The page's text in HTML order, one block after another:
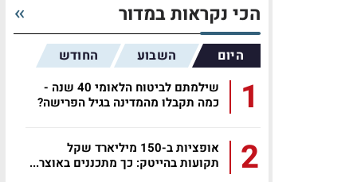
הכי נקראות במדור
היום השבוע החודש
1
שילמתם לביטוח הלאומי 40 שנה -
כמה תקבלו מהמדינה בגיל הפרישה?
2
אופציות ב-150 מיליארד שקל
תקועות בהייטק: כך מתכננים באוצר...